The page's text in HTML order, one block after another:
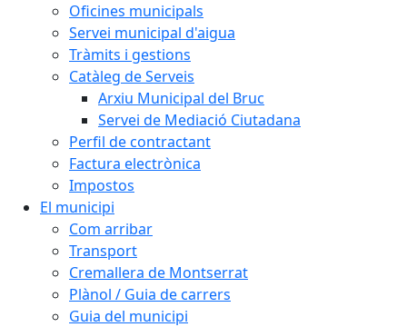
Oficines municipals
Servei municipal d'aigua
Tràmits i gestions
Catàleg de Serveis
Arxiu Municipal del Bruc
Servei de Mediació Ciutadana
Perfil de contractant
Factura electrònica
Impostos
El municipi
Com arribar
Transport
Cremallera de Montserrat
Plànol / Guia de carrers
Guia del municipi